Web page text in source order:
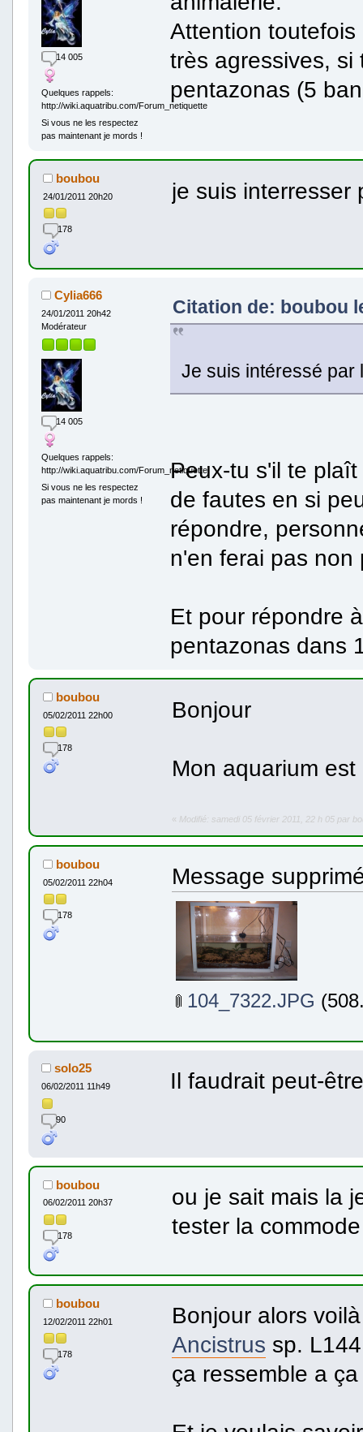
14 005
Quelques rappels:
http://wiki.aquatribu.com/Forum_netiquette
Si vous ne les respectez
pas maintenant je mords !
Attention
très agressives,
pentazonas (5
boubou
24/01/2011 20h20
178
je suis interresser
Cylia666
24/01/2011 20h42
Modérateur
14 005
Quelques rappels:
http://wiki.aquatribu.com/Forum_netiquette
Si vous ne les respectez
pas maintenant je mords !
Citation de: boubou
Je suis intéressé par
Peux-tu s'il te
de fautes en si
répondre,
n'en ferai pas non
Et pour répondre
pentazonas dans
boubou
05/02/2011 22h00
178
Bonjour
Mon aquarium
« Modifié: samedi 05 février 2011, 22 h 05 par
boubou
05/02/2011 22h04
178
Message
104_7322.JPG
solo25
06/02/2011 11h49
90
Il faudrait peut-
boubou
06/02/2011 20h37
178
ou je sait mais la
tester la
boubou
12/02/2011 22h01
178
Bonjour alors
Ancistrus sp.
ça ressemble a ça